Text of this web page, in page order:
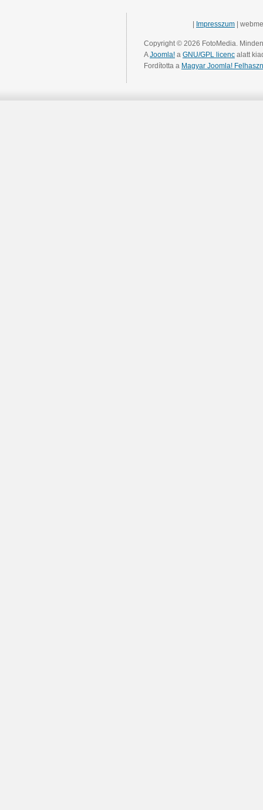
Impresszum |
Copyright © 2026 FotoMedia.
AJoomla! a GNU/GPL licenc alatt
Fordította a Magyar Joomla!